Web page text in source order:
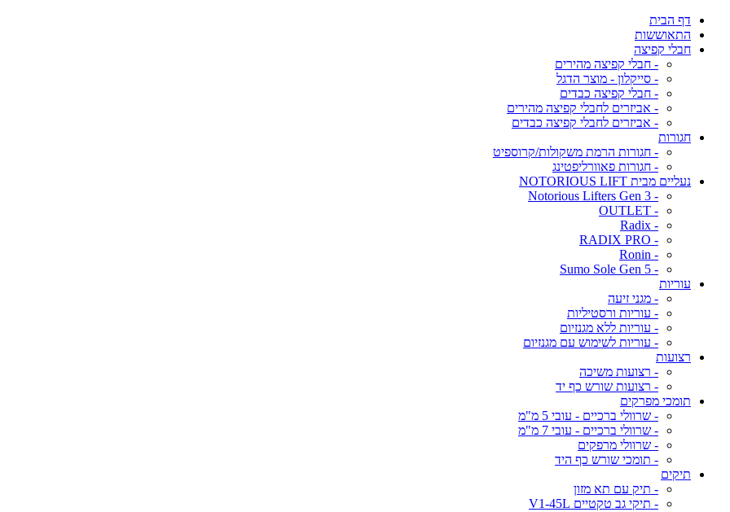
דף הבית
התאוששות
חבלי קפיצה
- חבלי קפיצה מהירים
- סייקלון - מוצר הדגל
- חבלי קפיצה כבדים
- אביזרים לחבלי קפיצה מהירים
- אביזרים לחבלי קפיצה כבדים
חגורות
- חגורות הרמת משקולות/קרוספיט
- חגורות פאוורליפטינג
נעליים מבית NOTORIOUS LIFT
- Notorious Lifters Gen 3
- OUTLET
- Radix
- RADIX PRO
- Ronin
- Sumo Sole Gen 5
עוריות
- מגני זיעה
- עוריות ורסטיליות
- עוריות ללא מגנזיום
- עוריות לשימוש עם מגנזיום
רצועות
- רצועות משיכה
- רצועות שורש כף יד
תומכי מפרקים
- שרוולי ברכיים - עובי 5 מ"מ
- שרוולי ברכיים - עובי 7 מ"מ
- שרוולי מרפקים
- תומכי שורש כף היד
תיקים
- תיק עם תא מזון
- תיקי גב טקטיים V1-45L